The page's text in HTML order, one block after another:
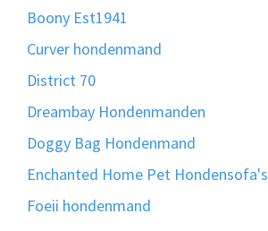
Boony Est1941
Curver hondenmand
District 70
Dreambay Hondenmanden
Doggy Bag Hondenmand
Enchanted Home Pet Hondensofa's
Foeii hondenmand